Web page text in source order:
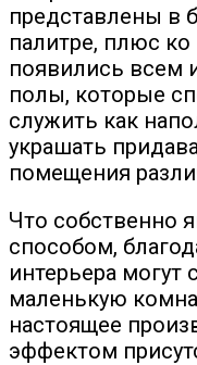
представлены в
палитре, плюс
появились всем
полы, которые
служить как
украшать
помещения
Что собственно
способом,
интерьера
маленькую
настоящее
эффектом